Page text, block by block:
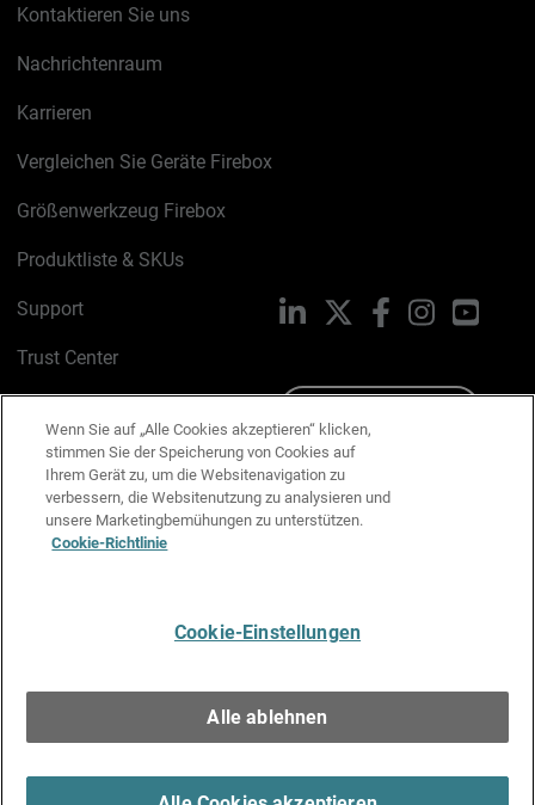
Kontaktieren Sie uns
Nachrichtenraum
Karrieren
Vergleichen Sie Geräte Firebox
Größenwerkzeug Firebox
Produktliste & SKUs
Support
Trust Center
Cookie-Richtlinie
Datenschutzrichtlinie
Media & Brand Kit
LinkedIn FacebookInstagram
Wenn Sie auf „Alle Cookies akzeptieren“ klicken,
stimmen Sie der Speicherung von Cookies auf
Ihrem Gerät zu, um die Websitenavigation zu
verbessern, die Websitenutzung zu analysieren und
unsere Marketingbemühungen zu unterstützen.
Cookie-Richtlinie
Cookie-Einstellungen
Alle ablehnen